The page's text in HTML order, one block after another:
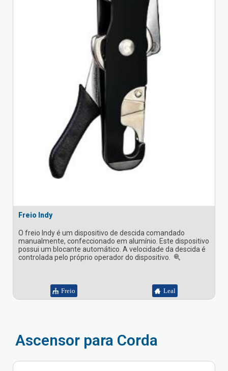
Freio Indy
O freio Indy é um dispositivo de descida comandado
manualmente, confeccionado em alumínio. Este dispositivo
possui um blocante automático. A velocidade da descida é
controlada pelo próprio operador do dispositivo.
Freio Leal
Ascensor para Corda